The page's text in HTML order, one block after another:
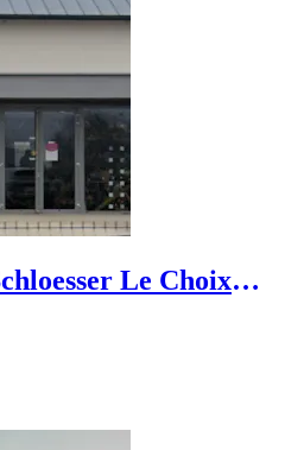
Le Choix